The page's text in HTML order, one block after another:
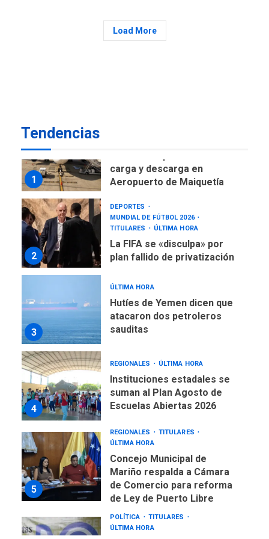
Load More
Tendencias
DESTACADOS
ÚLTIMA HORA
1
carga y descarga en
Aeropuerto de Maiquetía
2
DEPORTES
MUNDIAL DE FÚTBOL 2026
TITULARES
ÚLTIMA HORA
La FIFA se «disculpa» por
plan fallido de privatización
3
ÚLTIMA HORA
Hutíes de Yemen dicen que
atacaron dos petroleros
sauditas
4
REGIONALES ÚLTIMA HORA
Instituciones estadales se
suman al Plan Agosto de
Escuelas Abiertas 2026
5
REGIONALES
TITULARES
ÚLTIMA HORA
Concejo Municipal de
Mariño respalda a Cámara
de Comercio para reforma
de Ley de Puerto Libre
POLÍTICA
TITULARES
ÚLTIMA HORA